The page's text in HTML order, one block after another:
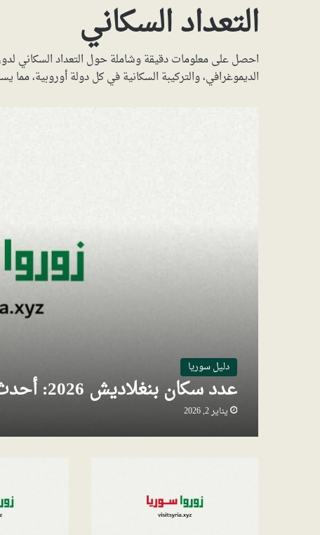
التعداد السكاني
احصل على معلومات دقيقة وشاملة حول التعداد السكاني لدول
الديموغرافي، والتركيبة السكانية في كل دولة أوروبية، مما
دليل سوريا
عدد سكان بنغلاديش 2026: أحدث الإحصائيات والتوقعات السكانية
يناير 2, 2026